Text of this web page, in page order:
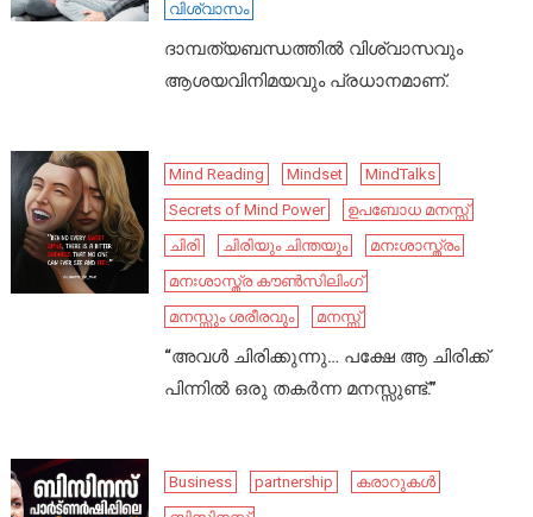
വിശ്വാസം
ദാമ്പത്യബന്ധത്തിൽ വിശ്വാസവും
ആശയവിനിമയവും പ്രധാനമാണ്.
Mind Reading Mindset
MindTalks
Secrets of Mind Power
ഉപബോധ മനസ്സ്
ചിരി
ചിരിയും ചിന്തയും
മനഃശാസ്ത്രം
മനഃശാസ്ത്ര കൗൺസിലിംഗ്
മനസ്സും ശരീരവും
മനസ്സ്
“അവൾ ചിരിക്കുന്നു… പക്ഷേ ആ ചിരിക്ക്
പിന്നിൽ ഒരു തകർന്ന മനസ്സുണ്ട്.”
Business partnership
കരാറുകൾ